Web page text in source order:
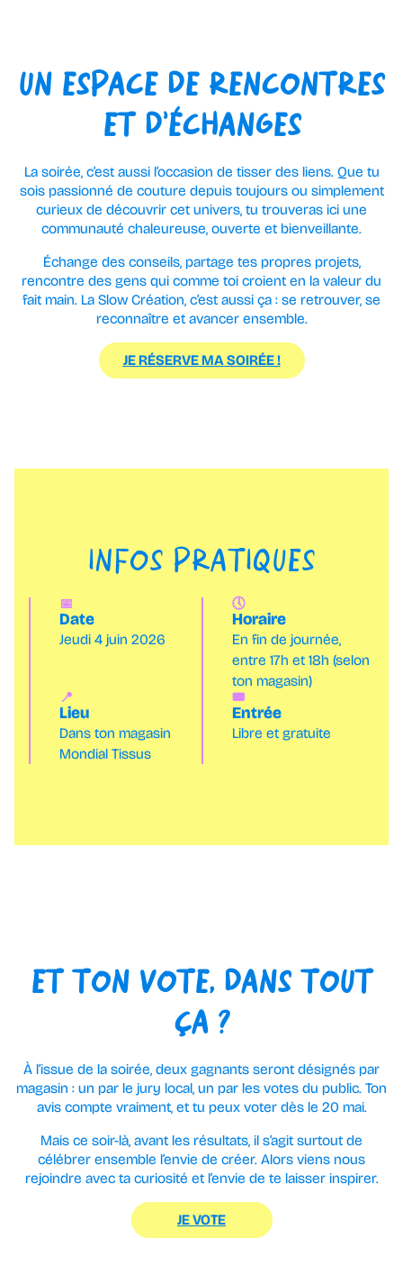
UN ESPACE DE RENCONTRES
ET D’ÉCHANGES
La soirée, c’est aussi l’occasion de tisser des liens. Que tu
sois passionné de couture depuis toujours ou simplement
curieux de découvrir cet univers, tu trouveras ici une
communauté chaleureuse, ouverte et bienveillante.
Échange des conseils, partage tes propres projets,
rencontre des gens qui comme toi croient en la valeur du
fait main. La Slow Création, c’est aussi ça : se retrouver, se
reconnaître et avancer ensemble.
JE RÉSERVE MA SOIRÉE !
INFOS PRATIQUES
📅
Date
Jeudi 4 juin 2026
🕔
Horaire
En fin de journée,
entre 17h et 18h (selon
ton magasin)
📍
Lieu
Dans ton magasin
Mondial Tissus
🎟️
Entrée
Libre et gratuite
ET TON VOTE, DANS TOUT
ÇA ?
À l’issue de la soirée, deux gagnants seront désignés par
magasin : un par le jury local, un par les votes du public. Ton
avis compte vraiment, et tu peux voter dès le 20 mai.
Mais ce soir-là, avant les résultats, il s’agit surtout de
célébrer ensemble l’envie de créer. Alors viens nous
rejoindre avec ta curiosité et l’envie de te laisser inspirer.
JE VOTE